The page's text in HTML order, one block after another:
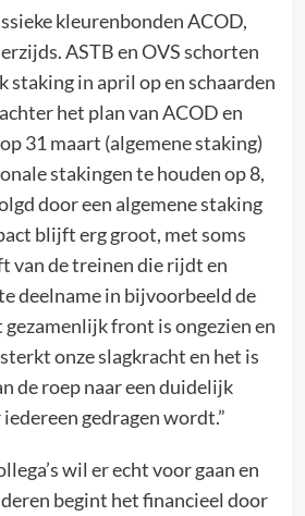
kleurenbonden ACOD,
ASTB en OVS schorten
staking in april op en schaarden
het plan van ACOD en
31 maart (algemene staking)
stakingen te houden op 8,
door een algemene staking
blijft erg groot, met soms
van de treinen die rijdt en
deelname in bijvoorbeeld de
front is ongezien en
onze slagkracht en het is
de roep naar een duidelijk
gedragen wordt.”
wil er echt voor gaan en
begint het financieel door